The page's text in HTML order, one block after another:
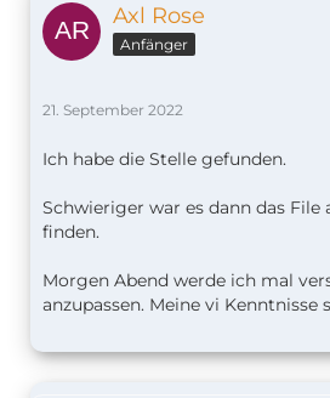
Axl Rose
Anfänger
21. September 2022
Ich habe die Stelle gefunden.
Schwieriger war es dann das File
finden.
Morgen Abend werde ich mal
anzupassen. Meine vi Kenntnisse